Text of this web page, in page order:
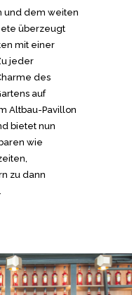
und dem weiten
überzeugt
mit einer
jeder
des
auf
Altbau-Pavillon
bietet nun
wie
zu dann